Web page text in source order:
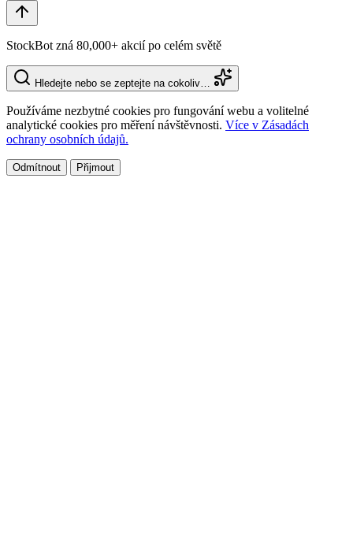
StockBot zná 80,000+ akcií po celém světě
Hledejte nebo se zeptejte na cokoliv…
Používáme nezbytné cookies pro fungování webu a volitelné
analytické cookies pro měření návštěvnosti. Více v Zásadách
ochrany osobních údajů.
Odmítnout Přijmout